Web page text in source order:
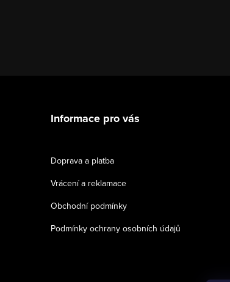
Informace pro vás
Doprava a platba
Vrácení a reklamace
Obchodní podmínky
Podmínky ochrany osobních údajů